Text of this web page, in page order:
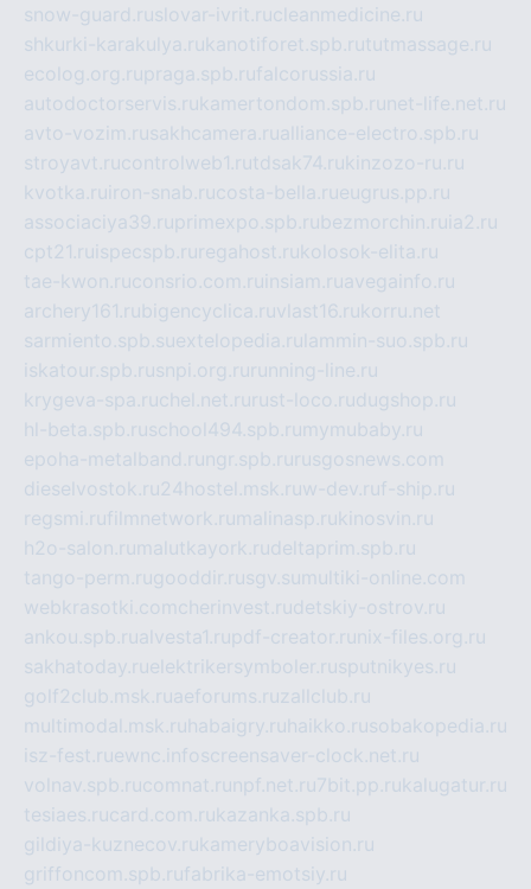
snow-guard.ruslovar-ivrit.rucleanmedicine.ru
shkurki-karakulya.rukanotiforet.spb.rututmassage.ru
ecolog.org.rupraga.spb.rufalcorussia.ru
autodoctorservis.rukamertondom.spb.ru net-life.net.ru
avto-vozim.rusakhcamera.rualliance-electro.spb.ru
stroyavt.rucontrolweb1.rutdsak74.rukinzozo-ru.ru
kvotka.ru iron-snab.rucosta-bella.rueugrus.pp.ru
associaciya39.ruprimexpo.spb.rubezmorchin.ru ia2.ru
cpt21.ru ispecspb.ru regahost.rukolosok-elita.ru
tae-kwon.ruconsrio.com.ru insiam.ruavegainfo.ru
archery161.rubigencyclica.ruvlast16.rukorru.net
sarmiento.spb.suextelopedia.ru lammin-suo.spb.ru
iskatour.spb.rusnpi.org.ru running-line.ru
krygeva-spa.ruchel.net.ru rust-loco.rudugshop.ru
hl-beta.spb.ruschool494.spb.ru mymubaby.ru
epoha-metalband.ru ngr.spb.ru rusgosnews.com
dieselvostok.ru24hostel.msk.ruw-dev.ruf-ship.ru
regsmi.rufilmnetwork.ru malinasp.rukinosvin.ru
h2o-salon.ru malutkayork.rudeltaprim.spb.ru
tango-perm.rugooddir.rusgv.su multiki-online.com
webkrasotki.comcherinvest.rudetskiy-ostrov.ru
ankou.spb.rualvesta1.rupdf-creator.ru nix-files.org.ru
sakhatoday.ruelektrikersymboler.rusputnikyes.ru
golf2club.msk.ruaeforums.ruzallclub.ru
multimodal.msk.ru habaigry.ru haikko.rusobakopedia.ru
isz-fest.ruewnc.infoscreensaver-clock.net.ru
volnav.spb.rucomnat.ru npf.net.ru 7bit.pp.rukalugatur.ru
tesiaes.rucard.com.rukazanka.spb.ru
gildiya-kuznecov.rukameryboavision.ru
griffoncom.spb.rufabrika-emotsiy.ru